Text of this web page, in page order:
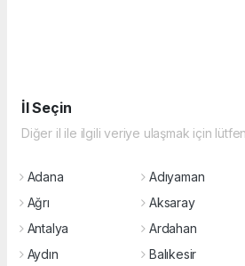
İl Seçin
Diğer il ile ilgili veriye ulaşmak için
Adana Adıyaman
Ağrı
Aksaray
Antalya
Ardahan
Aydın
Balıkesir